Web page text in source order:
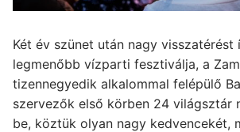
Két év szünet után nagy visszatérést
legmenőbb vízparti fesztiválja, a
tizennegyedik alkalommal felépülő
szervezők első körben 24 világsztár
be, köztük olyan nagy kedvencekét,